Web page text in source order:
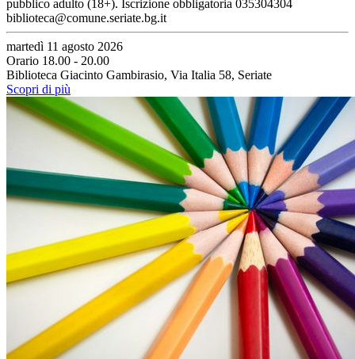
pubblico adulto (18+). Iscrizione obbligatoria 035304304
biblioteca@comune.seriate.bg.it
martedì 11 agosto 2026
Orario 18.00 - 20.00
Biblioteca Giacinto Gambirasio, Via Italia 58, Seriate
Scopri di più